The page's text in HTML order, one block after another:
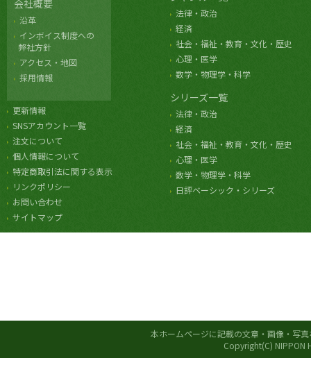
会社概要
沿革
インボイス制度への
弊社方針
アクセス・地図
採用情報
更新情報
SNSアカウント一覧
注文について
個人情報について
特定商取引法に関する表示
リンクポリシー
お問い合わせ
サイトマップ
法律・政治
経済
社会・福祉・教育・文化・歴史
心理・医学
数学・物理学・科学
シリーズ一覧
法律・政治
経済
社会・福祉・教育・文化・歴史
心理・医学
数学・物理学・科学
日評ベーシック・シリーズ
本ホームページに記載の文章・画像・写
Copyright(C) NIPPON